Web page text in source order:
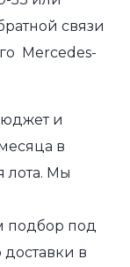
связи
Mercedes-
и
в
лота. Мы
подбор под
в